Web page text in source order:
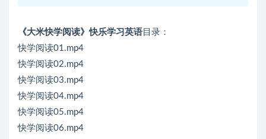
《大米快学阅读》快乐学习英语 目录：
快学阅读01.mp4
快学阅读02.mp4
快学阅读03.mp4
快学阅读04.mp4
快学阅读05.mp4
快学阅读06.mp4